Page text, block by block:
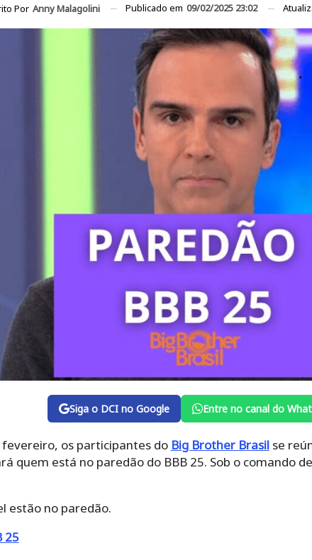
Por Anny Malagolini Publicado em 09/02/2025 23:02
Siga o DCI no Google Entre no canal do
os participantes do Big Brother Brasilse
quem está no paredão do BBB 25. Sob o comando
estão no paredão.
25